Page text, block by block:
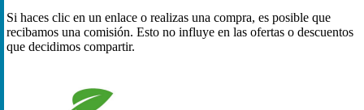
Si haces clic en un enlace o realizas una compra, es posible que
recibamos una comisión. Esto no influye en las ofertas o descuentos
que decidimos compartir.